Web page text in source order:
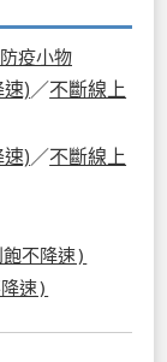
疫小物
)／不斷線上
)／不斷線上
不降速)
速)